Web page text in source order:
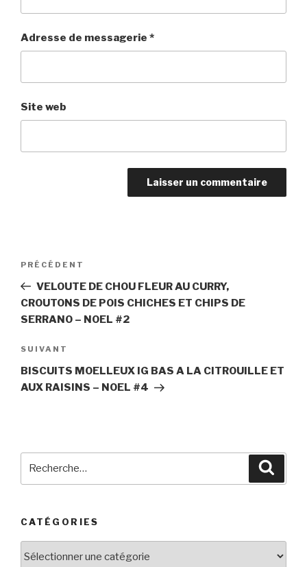
Adresse de messagerie *
Site web
Navigation
l’article
Article
précédent
PRÉCÉDENT
VELOUTE DE CHOU FLEUR AU CURRY,
CROUTONS DE POIS CHICHES ET CHIPS DE
SERRANO – NOEL #2
Article
suivant
SUIVANT
BISCUITS MOELLEUX IG BAS A LA CITROUILLE ET
AUX RAISINS – NOEL #4
CATÉGORIES